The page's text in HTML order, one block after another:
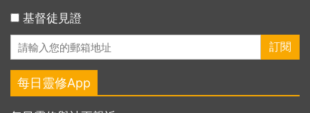
基督徒見證
每日靈修App